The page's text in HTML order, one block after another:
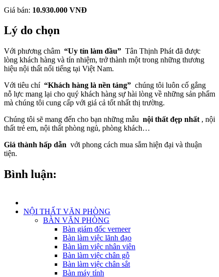
Giá bán: 10.930.000 VNĐ
Lý do chọn
Với phương châm “Uy tín làm đầu” Tân Thịnh Phát đã được
lòng khách hàng và tín nhiệm, trở thành một trong những thương
hiệu nội thất nổi tiếng tại Việt Nam.
Với tiêu chí “Khách hàng là nền tảng” chúng tôi luôn cố gắng
nỗ lực mang lại cho quý khách hàng sự hài lòng về những sản phẩm
mà chúng tôi cung cấp với giá cả tốt nhất thị trường.
Chúng tôi sẽ mang đến cho bạn những mẫu nội thất đẹp nhất , nội
thất trẻ em, nội thất phòng ngủ, phòng khách…
Giá thành hấp dẫn với phong cách mua sắm hiện đại và thuận
tiện.
Bình luận:
NỘI THẤT VĂN PHÒNG
BÀN VĂN PHÒNG
Bàn giám đốc verneer
Bàn làm việc lãnh đạo
Bàn làm việc nhân viên
Bàn làm việc chân gỗ
Bàn làm việc chân sắt
Bàn máy tính